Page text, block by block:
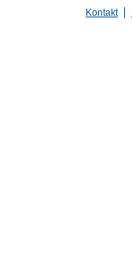
Kontakt